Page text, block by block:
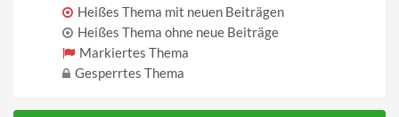
Heißes Thema mit neuen Beiträgen
Heißes Thema ohne neue Beiträge
Markiertes Thema
Gesperrtes Thema